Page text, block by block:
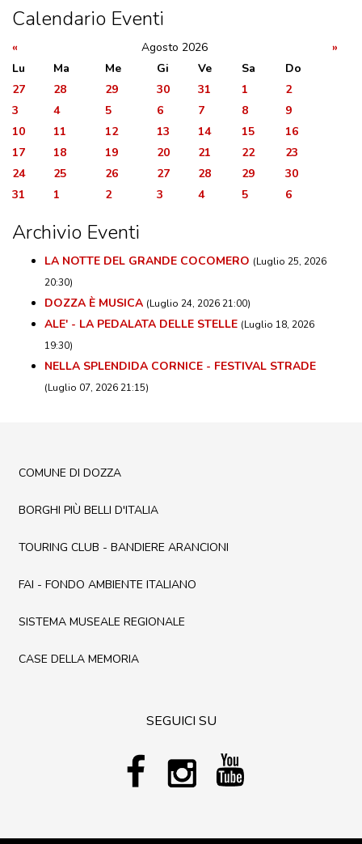
Calendario Eventi
« Agosto 2026
»
Lu
Ma Me Gi Ve Sa
Do
27
28 29 30 31 1
2
3
4 5 6 7 8
9
10
11 12 13 14 15
16
17
18 19 20 21 22
23
24
25 26 27 28 29
30
31
1 2 3 4 5 6
Archivio Eventi
LA NOTTE DEL GRANDE COCOMERO (Luglio 25, 2026
20:30)
DOZZA È MUSICA (Luglio 24, 2026 21:00)
ALE' - LA PEDALATA DELLE STELLE (Luglio 18, 2026
19:30)
NELLA SPLENDIDA CORNICE - FESTIVAL STRADE
(Luglio 07, 2026 21:15)
COMUNE DI DOZZA
BORGHI PIÙ BELLI D'ITALIA
TOURING CLUB - BANDIERE ARANCIONI
FAI - FONDO AMBIENTE ITALIANO
SISTEMA MUSEALE REGIONALE
CASE DELLA MEMORIA
SEGUICI SU